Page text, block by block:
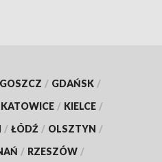
/ GDAŃSK /
KATOWICE / KIELCE /
/ ŁÓDŹ / OLSZTYN /
/ RZESZÓW /